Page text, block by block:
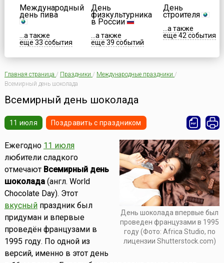
Международный
день пива
...а также
еще 33 события
День
физкультурника
в России
...а также
еще 39 событий
День
строителя
...а также
еще 42 события
Главная страница / Праздники / Международные праздники /
Всемирный день шоколада
Всемирный день шоколада
11 июля Поздравить с праздником
День шоколада впервые был
проведен французами в 1995
году (Фото: Africa Studio, по
лицензии Shutterstock.com)
Ежегодно 11 июля
любители сладкого
отмечают Всемирный день
шоколада(англ. World
Chocolate Day). Этот
вкусныйпраздник был
придуман и впервые
проведён французами в
1995 году. По одной из
версий, именно в этот день